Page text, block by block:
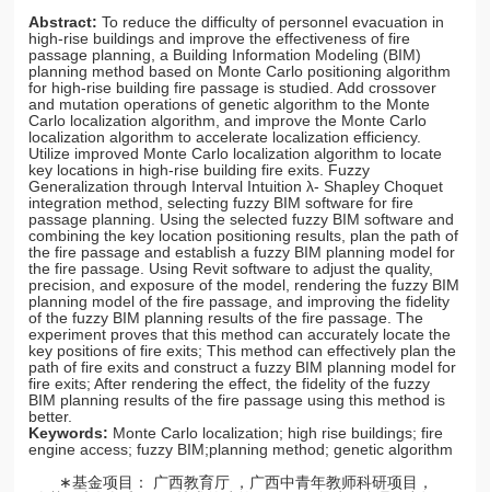
Abstract: To reduce the difficulty of personnel evacuation in
high-rise buildings and improve the effectiveness of fire
passage planning, a Building Information Modeling (BIM)
planning method based on Monte Carlo positioning algorithm
for high-rise building fire passage is studied. Add crossover
and mutation operations of genetic algorithm to the Monte
Carlo localization algorithm, and improve the Monte Carlo
localization algorithm to accelerate localization efficiency.
Utilize improved Monte Carlo localization algorithm to locate
key locations in high-rise building fire exits. Fuzzy
Generalization through Interval Intuition λ- Shapley Choquet
integration method, selecting fuzzy BIM software for fire
passage planning. Using the selected fuzzy BIM software and
combining the key location positioning results, plan the path of
the fire passage and establish a fuzzy BIM planning model for
the fire passage. Using Revit software to adjust the quality,
precision, and exposure of the model, rendering the fuzzy BIM
planning model of the fire passage, and improving the fidelity
of the fuzzy BIM planning results of the fire passage. The
experiment proves that this method can accurately locate the
key positions of fire exits; This method can effectively plan the
path of fire exits and construct a fuzzy BIM planning model for
fire exits; After rendering the effect, the fidelity of the fuzzy
BIM planning results of the fire passage using this method is
better.
Keywords: Monte Carlo localization; high rise buildings; fire
engine access; fuzzy BIM;planning method; genetic algorithm
∗基金项目： 广西教育厅 ，广西中青年教师科研项目，